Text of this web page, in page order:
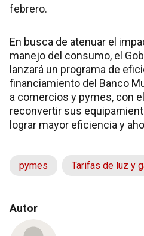
febrero.
En busca de atenuar el
manejo del consumo, el
lanzará un programa de
financiamiento del Banco
a comercios y pymes, con
reconvertir sus
lograr mayor eficiencia y
pymes Tarifas de luz y
Autor